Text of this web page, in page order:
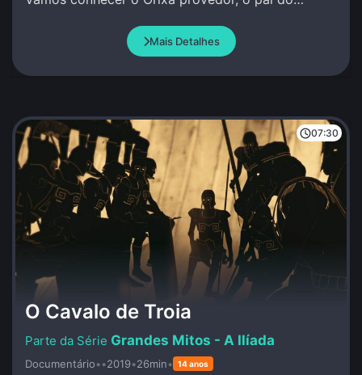
Mais Detalhes
07:30
O Cavalo de Troia
Grandes Mitos - A Ilíada
Documentário••2019•26min• 14 anos